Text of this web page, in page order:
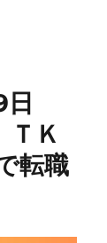
ＴＫ
転職